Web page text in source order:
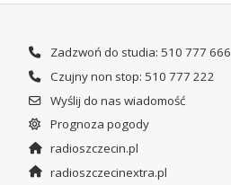
Zadzwoń do studia: 510 777 666
Czujny non stop: 510 777 222
Wyślij do nas wiadomość
Prognoza pogody
radioszczecin.pl
radioszczecinextra.pl